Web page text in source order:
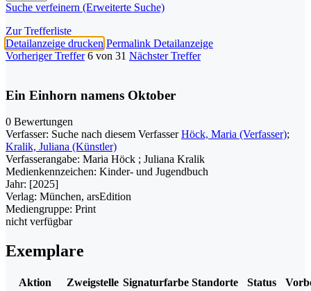
Suche verfeinern (Erweiterte Suche)
Zur Trefferliste
Detailanzeige drucken Permalink Detailanzeige
Vorheriger Treffer 6 von 31 Nächster Treffer
Ein Einhorn namens Oktober
0 Bewertungen
Verfasser: Suche nach diesem Verfasser Höck, Maria (Verfasser);
Kralik, Juliana (Künstler)
Verfasserangabe: Maria Höck ; Juliana Kralik
Medienkennzeichen: Kinder- und Jugendbuch
Jahr: [2025]
Verlag: München, arsEdition
Mediengruppe: Print
nicht verfügbar
Exemplare
Aktion Zweigstelle Signaturfarbe Standorte Status